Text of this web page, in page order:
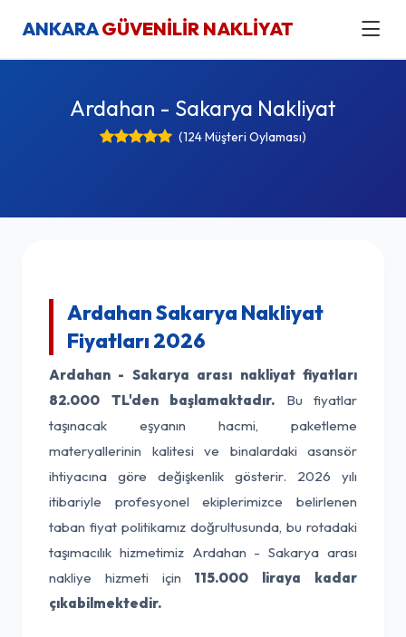
ANKARAGÜVENİLİR NAKLİYAT
Ardahan - Sakarya Nakliyat
(124 Müşteri Oylaması)
Ardahan Sakarya Nakliyat
Fiyatları 2026
Ardahan - Sakarya arası nakliyat fiyatları
82.000 TL'den başlamaktadır. Bu fiyatlar
taşınacak eşyanın hacmi, paketleme
materyallerinin kalitesi ve binalardaki asansör
ihtiyacına göre değişkenlik gösterir. 2026 yılı
itibariyle profesyonel ekiplerimizce belirlenen
taban fiyat politikamız doğrultusunda, bu rotadaki
taşımacılık hizmetimiz Ardahan - Sakarya arası
nakliye hizmeti için 115.000 liraya kadar
çıkabilmektedir.